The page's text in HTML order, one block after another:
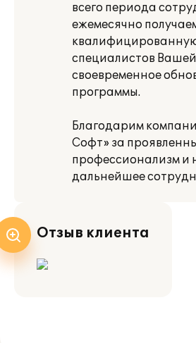
всего периода
ежемесячно
специалистов
своевременное
программы.
Благодарим
Софт» за
профессионализм и
дальнейшее
Отзыв клиента